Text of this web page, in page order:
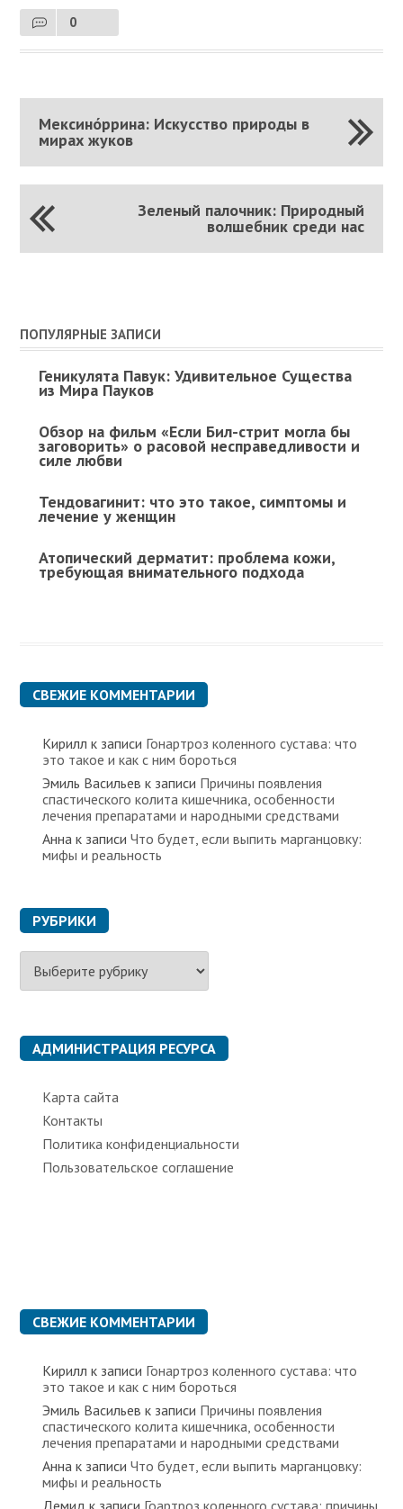
0
Мексино́ррина: Искусство природы в
мирах жуков
Зеленый палочник: Природный
волшебник среди нас
ПОПУЛЯРНЫЕ ЗАПИСИ
Геникулята Павук: Удивительное Существа
из Мира Пауков
Обзор на фильм «Если Бил-стрит могла бы
заговорить» о расовой несправедливости и
силе любви
Тендовагинит: что это такое, симптомы и
лечение у женщин
Атопический дерматит: проблема кожи,
требующая внимательного подхода
СВЕЖИЕ КОММЕНТАРИИ
Кирилл к записи Гонартроз коленного сустава: что
это такое и как с ним бороться
Эмиль Васильев к записи Причины появления
спастического колита кишечника, особенности
лечения препаратами и народными средствами
Анна к записиЧто будет, если выпить марганцовку:
мифы и реальность
РУБРИКИ
Р
б
к
и АДМИНИСТРАЦИЯ РЕСУРСА
Карта сайта
Контакты
Политика конфиденциальности
Пользовательское соглашение
СВЕЖИЕ КОММЕНТАРИИ
Кирилл к записи Гонартроз коленного сустава: что
это такое и как с ним бороться
Эмиль Васильев к записи Причины появления
спастического колита кишечника, особенности
лечения препаратами и народными средствами
Анна к записиЧто будет, если выпить марганцовку:
мифы и реальность